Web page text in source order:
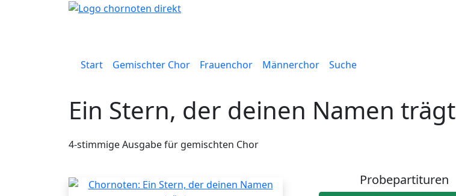
Start Gemischter Chor Frauenchor Männerchor Suche
Ein Stern, der deinen Namen trägt
4-stimmige Ausgabe für gemischten Chor
Probepartituren